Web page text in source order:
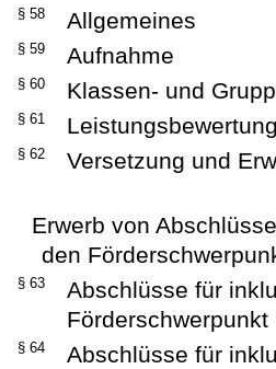
§ 58 Allgemeines
§ 59 Aufnahme
§ 60 Klassen- und
§ 61
§ 62 Versetzung und
Erwerb von
den
§ 63
Abschlüsse für
Förderschwerpunkt
§ 64
Abschlüsse für